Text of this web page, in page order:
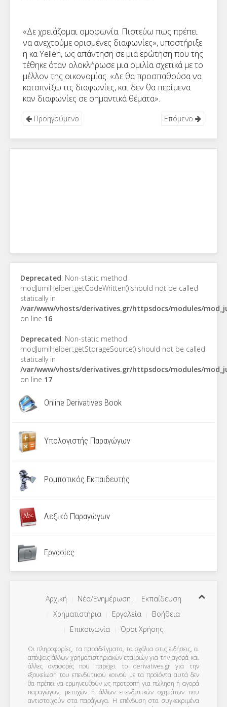
«Δε χρειάζομαι ομοφωνία. Πιστεύω πως πρέπει
να ανεχτούμε ορισμένες διαφωνίες», υποστήριξε
η κα Yellen, ως απάντηση σε μια ερώτηση που της
τέθηκε όταν ολοκλήρωσε μια ομιλία σχετικά με το
μέλλον της οικονομίας. «Δε θα προσπαθούσα να
καταπνίξω τις διαφωνίες, και δεν θα περίμενα
καν διαφωνίες σε σημαντικά θέματα».
Προηγούμενο Επόμενο
Deprecated: Non-static method
modJumiHelper::getCodeWritten() should not be called
statically in
/var/www/vhosts/derivatives.gr/httpsdocs/modules/
on line 16
Deprecated: Non-static method
modJumiHelper::getStorageSource() should not be called
statically in
/var/www/vhosts/derivatives.gr/httpsdocs/modules/
on line 17
Online Derivatives Book
Υπολογιστής Παραγώγων
Ρομποτικός Εκπαιδευτής
Λεξικό Παραγώγων
Εργασίες
Αρχική Νέα/Ενημέρωση
Εκπαίδευση
Χρηματιστήρια
Εργαλεία
Βοήθεια
Επικοινωνία
Όροι Χρήσης
Οι πληροφορίες, τα παραδείγματα, τα σχόλια στις ειδήσεις, οι
απόψεις άλλων χρηματιστηριακών εταιριών για την αγορά και
άλλες αναφορές που παρέχει το derivatives.gr για την
εξοικείωση του επενδυτικού κοινού με τα προϊόντα αυτά δεν
θα πρέπει να ερμηνευθούν ως προτροπή για πώληση ή αγορά
παραγώγων, μετοχών ή άλλων επενδυτικών οχημάτων που
αντιστοιχούν στα παράγωγα. Η επένδυση στα συγκεκριμένα